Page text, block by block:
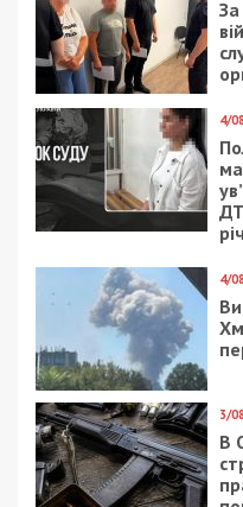
СУСПІЛЬСТВО
4/08/2025 - 19:00
Під ворожим ударом
знову був
Нікопольський район: є
поранені